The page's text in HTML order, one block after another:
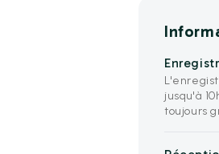
jusqu'à
toujours